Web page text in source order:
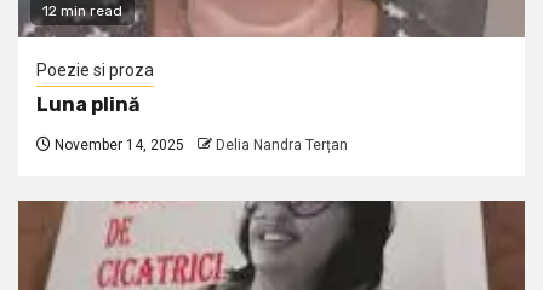
12 min read
Poezie si proza
Luna plină
November 14, 2025 Delia Nandra Terțan